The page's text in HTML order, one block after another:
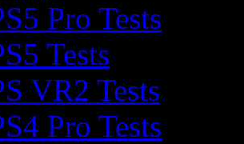
Pro Tests
Tests
VR2 Tests
Pro Tests